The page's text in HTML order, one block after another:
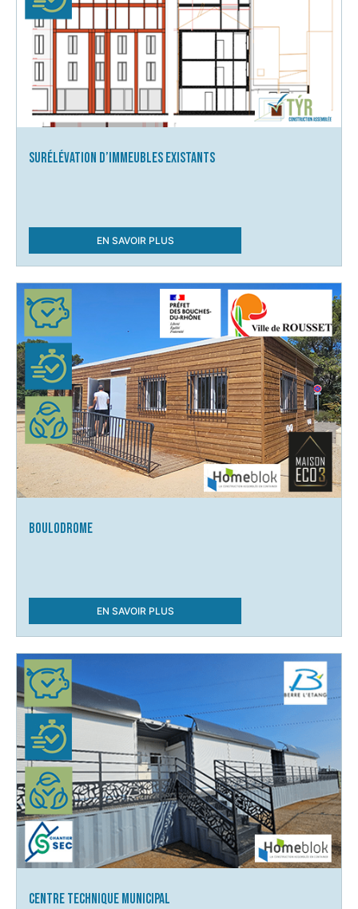
Surélévation d’immeubles existants
EN SAVOIR PLUS
Boulodrome
EN SAVOIR PLUS
Centre Technique Municipal